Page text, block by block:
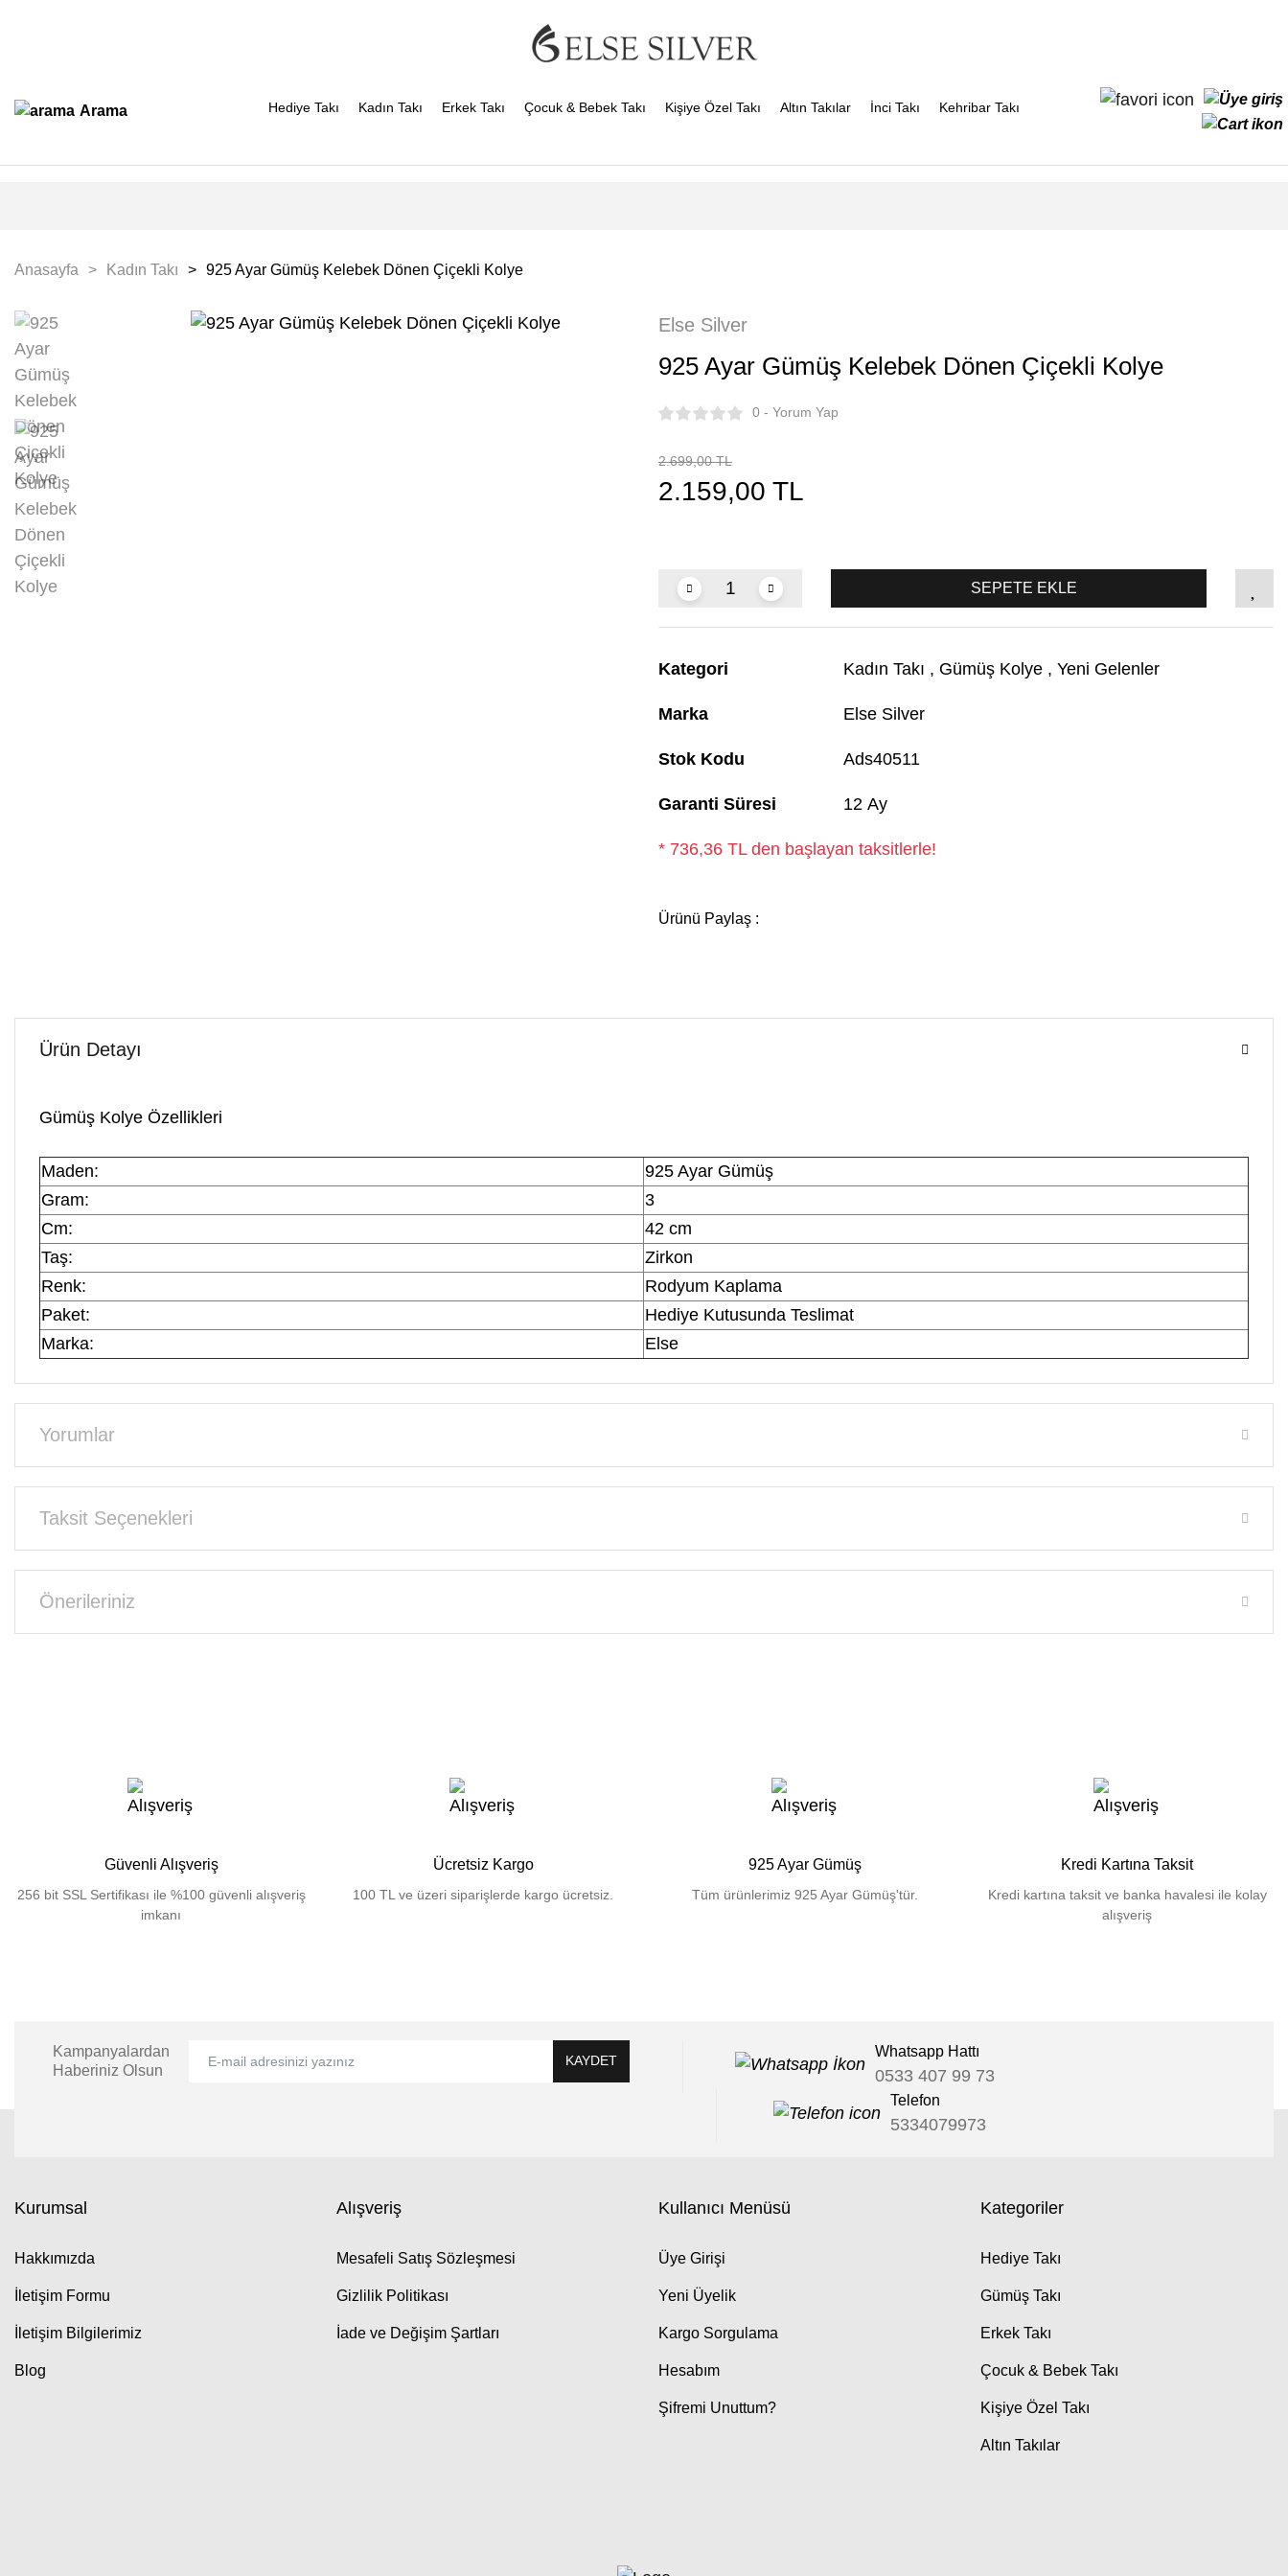
Arama Hediye Takı Kadın Takı Erkek Takı Çocuk & Bebek Takı Kişiye Özel Takı Altın Takılar İnci Takı Kehribar Takı
Anasayfa Kadın Takı 925 Ayar Gümüş Kelebek Dönen Çiçekli Kolye
Else Silver
925 Ayar Gümüş Kelebek Dönen Çiçekli Kolye
0 - Yorum Yap
2.699,00 TL
2.159,00 TL
SEPETE EKLE
Kategori Kadın Takı , Gümüş Kolye , Yeni Gelenler
Marka Else Silver
Stok Kodu Ads40511
Garanti Süresi 12 Ay
* 736,36 TL den başlayan taksitlerle!
Ürünü Paylaş :
Ürün Detayı
Gümüş Kolye Özellikleri
Maden:
925 Ayar Gümüş
Gram:
3
Cm:
42 cm
Taş:
Zirkon
Renk:
Rodyum Kaplama
Paket:
Hediye Kutusunda Teslimat
Marka:
Else
Yorumlar
Taksit Seçenekleri
Önerileriniz
Güvenli Alışveriş
256 bit SSL Sertifikası ile %100 güvenli alışveriş
imkanı
Ücretsiz Kargo
100 TL ve üzeri siparişlerde kargo ücretsiz.
925 Ayar Gümüş
Tüm ürünlerimiz 925 Ayar Gümüş'tür.
Kredi Kartına Taksit
Kredi kartına taksit ve banka havalesi ile kolay
alışveriş
Kampanyalardan
Haberiniz Olsun
KAYDET
Whatsapp Hattı
0533 407 99 73
Telefon
5334079973
Kurumsal
Hakkımızda
İletişim Formu
İletişim Bilgilerimiz
Blog
Alışveriş
Mesafeli Satış Sözleşmesi
Gizlilik Politikası
İade ve Değişim Şartları
Kullanıcı Menüsü
Üye Girişi
Yeni Üyelik
Kargo Sorgulama
Hesabım
Şifremi Unuttum?
Kategoriler
Hediye Takı
Gümüş Takı
Erkek Takı
Çocuk & Bebek Takı
Kişiye Özel Takı
Altın Takılar